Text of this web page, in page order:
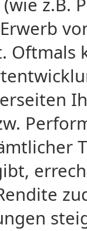
z.B.
Oftmals